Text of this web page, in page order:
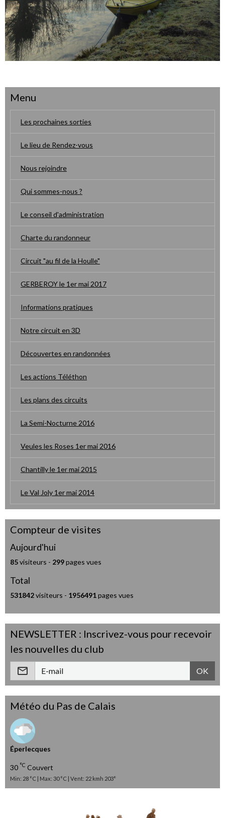
Menu
Les prochaines sorties
Le lieu de Rendez-vous
Nous rejoindre
Qui sommes-nous ?
Le conseil d'administration
Charte du randonneur
Circuit "au fil de la Houlle"
GERBEROY le 1er mai 2017
Informations pratiques
Notre circuit en 3D
Découvertes en randonnées
Les actions Téléthon
Les plans des circuits
La Semi-Nocturne 2016
Veules les Roses 1er mai 2016
Chantilly le 1er mai 2015
Le Val Joly 1er mai 2014
Compteur de visites
Aujourd'hui
85visiteurs - 299pages vues
Total
531842visiteurs - 1956491pages vues
NEWSLETTER : Inscrivez-vous pour recevoir
les nouvelles du club
OK
Météo du Pas de Calais
Éperlecques
30 °C Couvert
Min: 28 °C | Max: 30 °C | Vent: 22 kmh 203°